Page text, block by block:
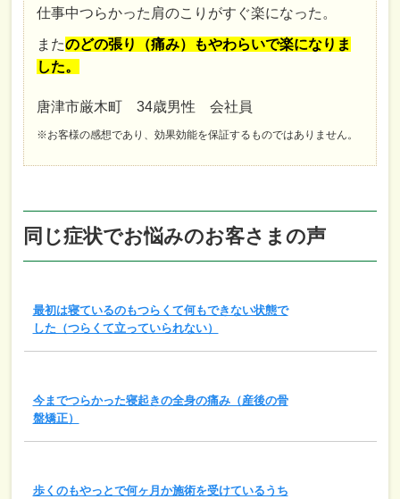
仕事中つらかった肩のこりがすぐ楽になった。
またのどの張り（痛み）もやわらいで楽になりま
した。
唐津市厳木町 34歳男性 会社員
※お客様の感想であり、効果効能を保証するものではありません。
同じ症状でお悩みのお客さまの声
最初は寝ているのもつらくて何もできない状態で
した（つらくて立っていられない）
今までつらかった寝起きの全身の痛み（産後の骨
盤矯正）
歩くのもやっとで何ヶ月か施術を受けているうち